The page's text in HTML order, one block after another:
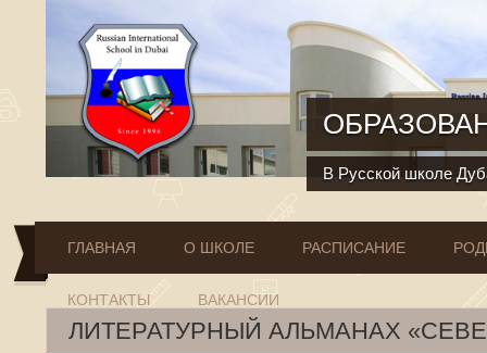
В Русской школе
ГЛАВНАЯ О ШКОЛЕ РАСПИСАНИЕ
КОНТАКТЫ ВАКАНСИИ
ЛИТЕРАТУРНЫЙ АЛЬМАНАХ